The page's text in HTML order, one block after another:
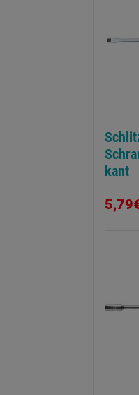
kant